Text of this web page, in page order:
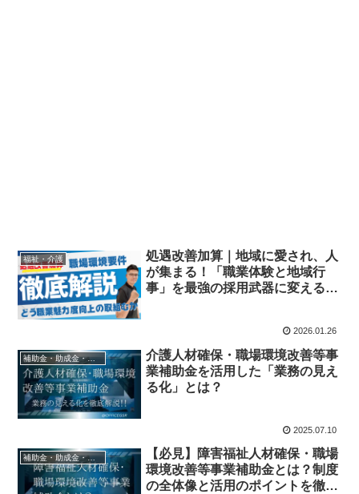
福祉・介護
処遇改善加算｜地域に愛され、人
が集まる！「職業体験と地域行
事」を最強の採用武器に変える5
2026.01.26
補助金・助成金・融資
介護人材確保・職場環境改善等事
業補助金を活用した「業務の見え
る化」とは？
2025.07.10
補助金・助成金・融資
【必見】障害福祉人材確保・職場
環境改善等事業補助金とは？制度
の全体像と活用のポイントを徹底